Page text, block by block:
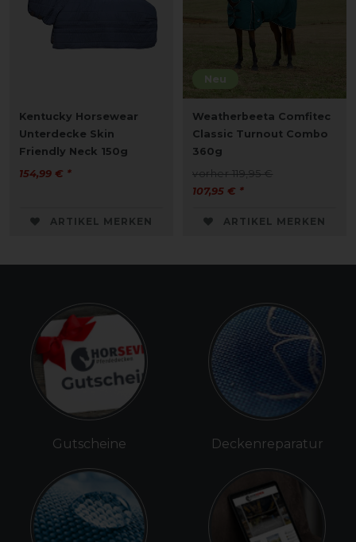
Kentucky Horsewear
Unterdecke Skin
Friendly Neck 150g
154,99 € *
ARTIKEL MERKEN
Neu
Weatherbeeta Comfitec
Classic Turnout Combo
360g
vorher 119,95 €
107,95 € *
ARTIKEL MERKEN
Gutscheine Deckenreparatur